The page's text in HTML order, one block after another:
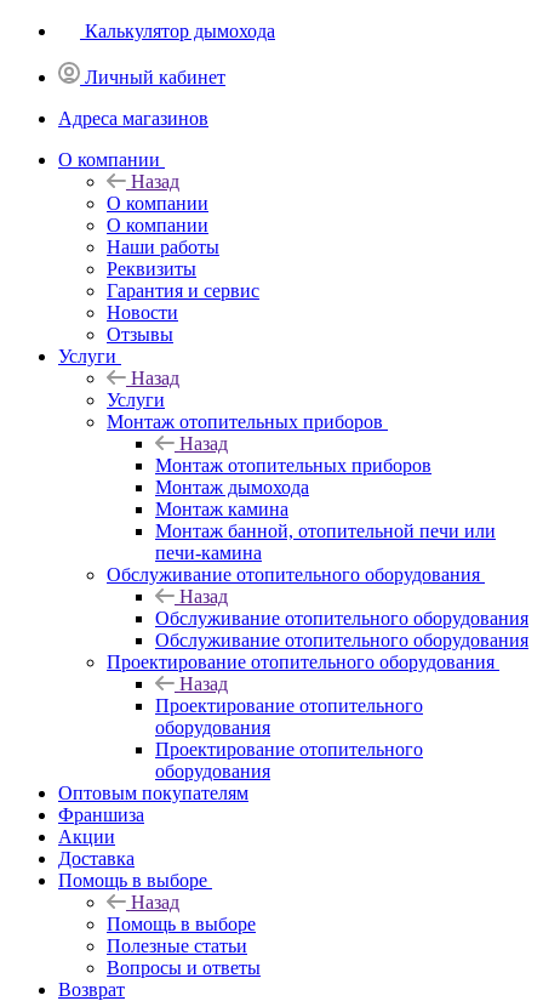
Калькулятор дымохода
Личный кабинет
Адреса магазинов
O компании
Назад
O компании
О компании
Наши работы
Реквизиты
Гарантия и сервис
Новости
Отзывы
Услуги
Назад
Услуги
Монтаж отопительных приборов
Назад
Монтаж отопительных приборов
Монтаж дымохода
Монтаж камина
Монтаж банной, отопительной печи или
печи-камина
Обслуживание отопительного оборудования
Назад
Обслуживание отопительного оборудования
Обслуживание отопительного оборудования
Проектирование отопительного оборудования
Назад
Проектирование отопительного
оборудования
Проектирование отопительного
оборудования
Оптовым покупателям
Франшиза
Акции
Доставка
Помощь в выборе
Назад
Помощь в выборе
Полезные статьи
Вопросы и ответы
Возврат